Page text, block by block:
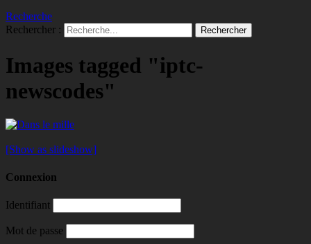
Recherche
Rechercher :
Images tagged "iptc-
newscodes"
[Show as slideshow]
Connexion
Identifiant
Mot de passe